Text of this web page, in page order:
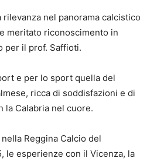
nel panorama calcistico
meritato riconoscimento in
per il prof. Saffioti.
e per lo sport quella del
ricca di soddisfazioni e di
la Calabria nel cuore.
Reggina Calcio del
le esperienze con il Vicenza, la